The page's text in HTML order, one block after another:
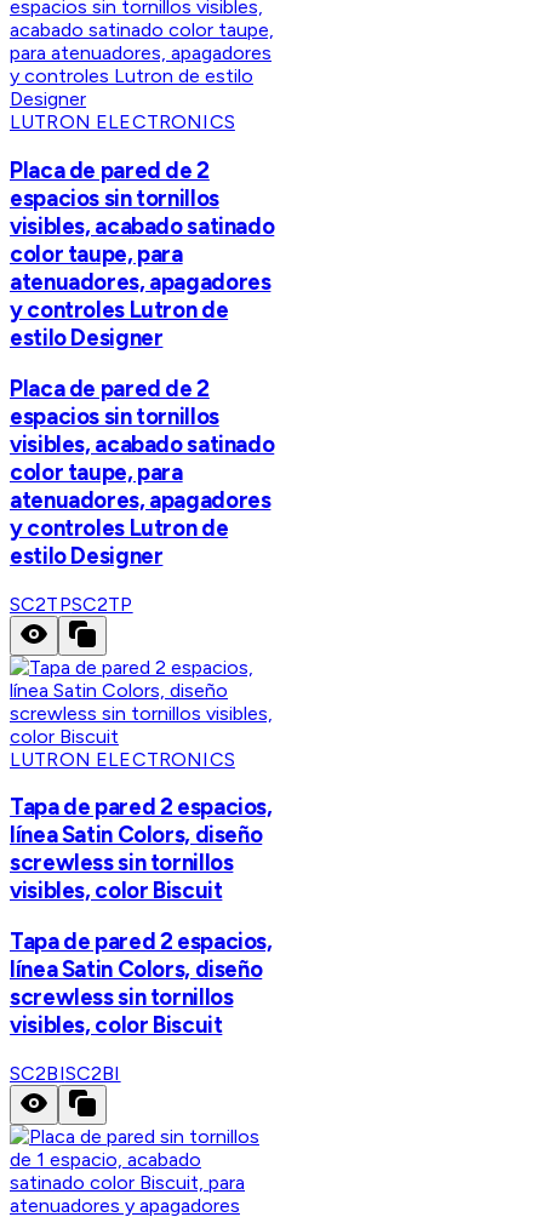
LUTRON ELECTRONICS
Placa de pared de 2
espacios sin tornillos
visibles, acabado satinado
color taupe, para
atenuadores, apagadores
y controles Lutron de
estilo Designer
Placa de pared de 2
espacios sin tornillos
visibles, acabado satinado
color taupe, para
atenuadores, apagadores
y controles Lutron de
estilo Designer
SC2TPSC2TP
LUTRON ELECTRONICS
Tapa de pared 2 espacios,
línea Satin Colors, diseño
screwless sin tornillos
visibles, color Biscuit
Tapa de pared 2 espacios,
línea Satin Colors, diseño
screwless sin tornillos
visibles, color Biscuit
SC2BISC2BI